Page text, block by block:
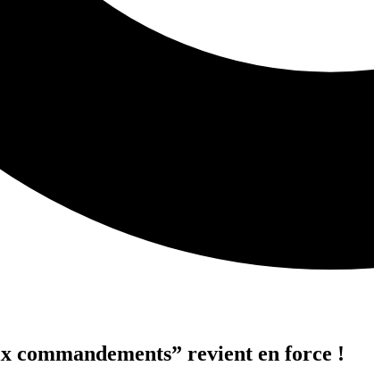
commandements” revient en force !